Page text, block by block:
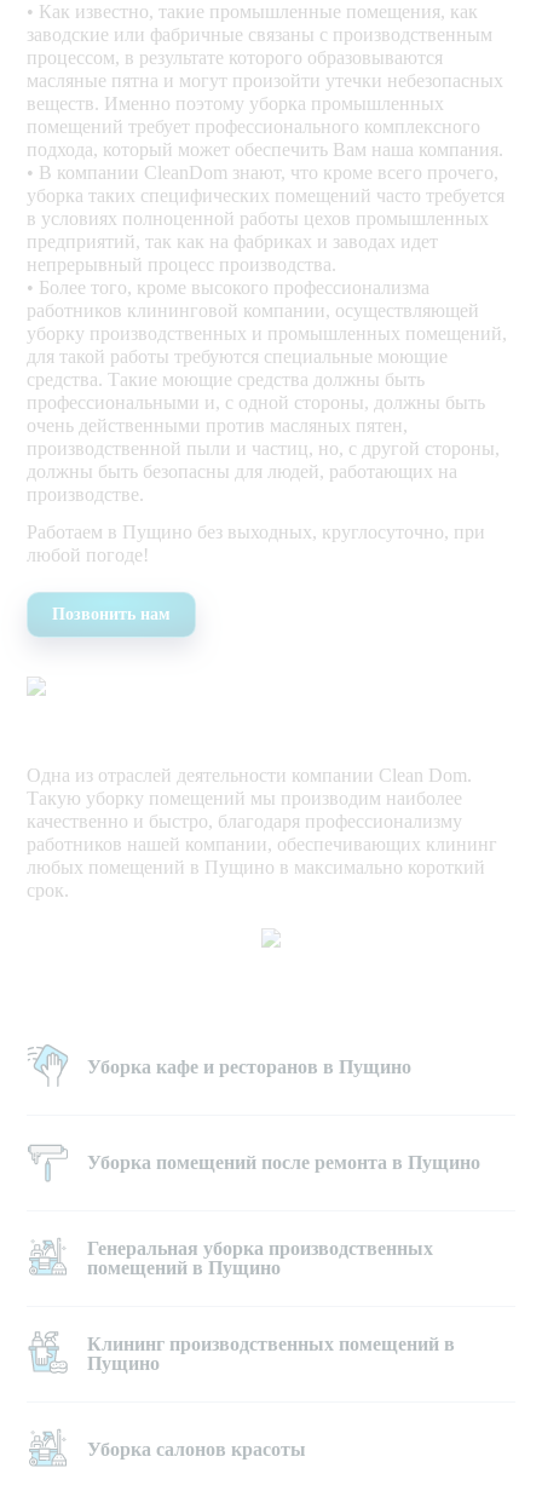
• Как известно, такие промышленные помещения, как
заводские или фабричные связаны с производственным
процессом, в результате которого образовываются
масляные пятна и могут произойти утечки небезопасных
веществ. Именно поэтому уборка промышленных
помещений требует профессионального комплексного
подхода, который может обеспечить Вам наша компания.
• В компании CleanDom знают, что кроме всего прочего,
уборка таких специфических помещений часто требуется
в условиях полноценной работы цехов промышленных
предприятий, так как на фабриках и заводах идет
непрерывный процесс производства.
• Более того, кроме высокого профессионализма
работников клининговой компании, осуществляющей
уборку производственных и промышленных помещений,
для такой работы требуются специальные моющие
средства. Такие моющие средства должны быть
профессиональными и, с одной стороны, должны быть
очень действенными против масляных пятен,
производственной пыли и частиц, но, с другой стороны,
должны быть безопасны для людей, работающих на
производстве.
Работаем в Пущино без выходных, круглосуточно, при
любой погоде!
Позвонить нам
Одна из отраслей деятельности компании Clean Dom.
Такую уборку помещений мы производим наиболее
качественно и быстро, благодаря профессионализму
работников нашей компании, обеспечивающих клининг
любых помещений в Пущино в максимально короткий
срок.
Уборка кафе и ресторанов в Пущино
Уборка помещений после ремонта в Пущино
Генеральная уборка производственных
помещений в Пущино
Клининг производственных помещений в
Пущино
Уборка салонов красоты